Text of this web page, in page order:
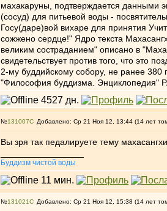
махакаруны, подтверждается данными
(сосуд) для питьевой воды -
Госу(даре)вой вихаре для принятия
сожжено сердце!" Ядро текста
великим состраданием" описано в
свидетельствует против того, что это
2-му буддийскому собору, не ранее 380
"Философия буддизма. Энциклопедия"
№131007 Добавлено: Ср 21 Ноя 12, 13:44 (14 лет
Вы зря так педалируете тему
Буддизм чистой воды
№131021 Добавлено: Ср 21 Ноя 12, 15:38 (14 лет